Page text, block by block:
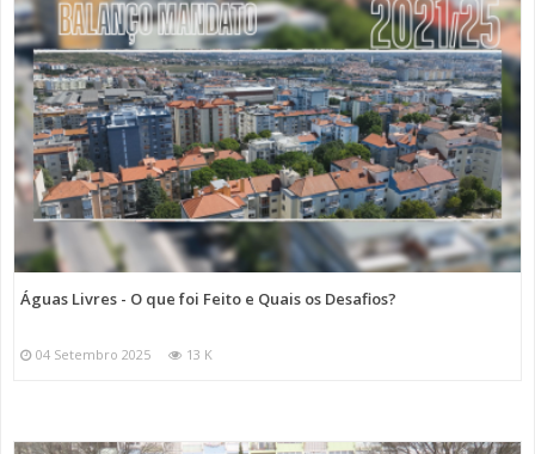
Águas Livres - O que foi Feito e Quais os Desafios?
04 Setembro 2025 13 K